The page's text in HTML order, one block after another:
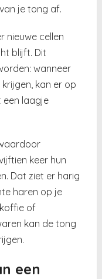
je tong af.
nieuwe cellen
blijft. Dit
wanneer
kan er op
een laagje
keer hun
Dat ziet er harig
haren op je
of
kan de tong
een